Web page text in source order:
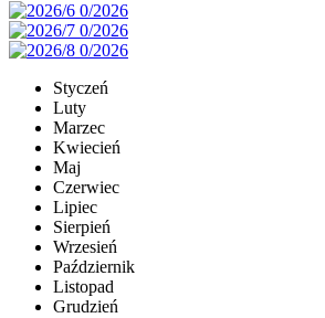
Styczeń
Luty
Marzec
Kwiecień
Maj
Czerwiec
Lipiec
Sierpień
Wrzesień
Październik
Listopad
Grudzień